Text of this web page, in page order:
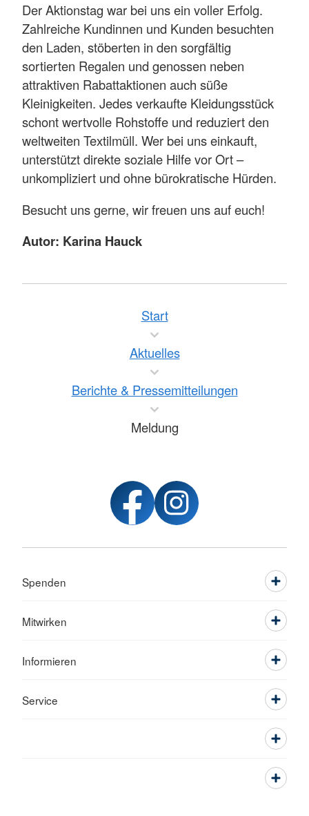
Der Aktionstag war bei uns ein voller Erfolg.
Zahlreiche Kundinnen und Kunden besuchten
den Laden, stöberten in den sorgfältig
sortierten Regalen und genossen neben
attraktiven Rabattaktionen auch süße
Kleinigkeiten. Jedes verkaufte Kleidungsstück
schont wertvolle Rohstoffe und reduziert den
weltweiten Textilmüll. Wer bei uns einkauft,
unterstützt direkte soziale Hilfe vor Ort –
unkompliziert und ohne bürokratische Hürden.
Besucht uns gerne, wir freuen uns auf euch!
Autor: Karina Hauck
Start
Aktuelles
Berichte & Pressemitteilungen
Meldung
Spenden
Mitwirken
Informieren
Service